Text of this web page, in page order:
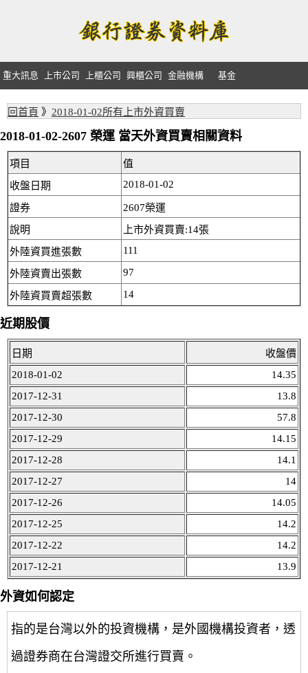
重大訊息 上市公司 上櫃公司 興櫃公司 金融機構 基金
回首頁 》 2018-01-02所有上市外資買賣
2018-01-02-2607 榮運 當天外資買賣相關資料
項目
值
收盤日期
2018-01-02
證券
2607榮運
說明
上市外資買賣:14張
外陸資買進張數
111
外陸資賣出張數 97
外陸資買賣超張數 14
近期股價
日期
收盤價
2018-01-02
14.35
2017-12-31
13.8
2017-12-30
57.8
2017-12-29
14.15
2017-12-28
14.1
2017-12-27
14
2017-12-26
14.05
2017-12-25
14.2
2017-12-22
14.2
2017-12-21
13.9
外資如何認定
指的是台灣以外的投資機構，是外國機構投資者，透
過證券商在台灣證交所進行買賣。